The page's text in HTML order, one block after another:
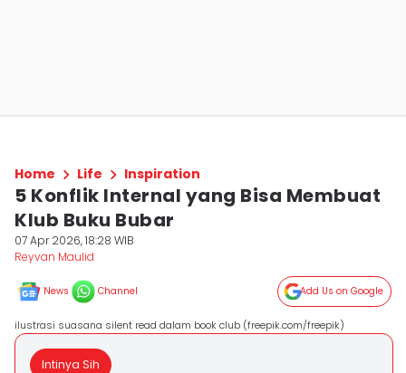
Home Life Inspiration
5 Konflik Internal yang Bisa Membuat
Klub Buku Bubar
07 Apr 2026, 18:28 WIB
Reyvan Maulid
News Channel Add Us on Google
ilustrasi suasana silent read dalam book club (freepik.com/freepik)
Intinya Sih